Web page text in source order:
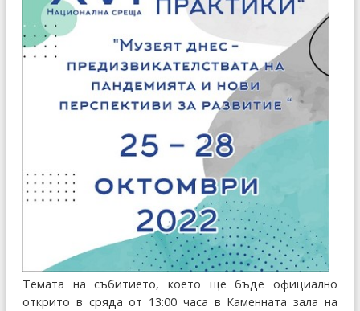
Темата на събитието, което ще бъде официално
открито в сряда от 13:00 часа в Каменната зала на